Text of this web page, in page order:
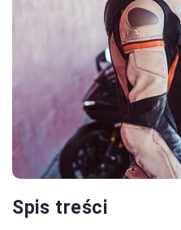
Spis treści